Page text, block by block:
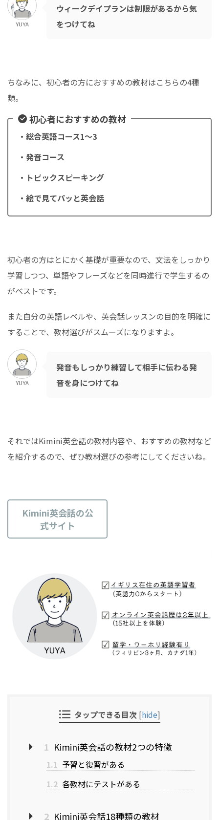
YUYA
ウィークデイプランは制限があるから気
をつけてね
ちなみに、初心者の方におすすめの教材はこちらの4種
類。
初心者におすすめの教材
・総合英語コース1〜3
・発音コース
・トピックスピーキング
・絵で見てパッと英会話
初心者の方はとにかく基礎が重要なので、文法をしっかり
学習しつつ、単語やフレーズなどを同時進行で学生するの
がベストです。
また自分の英語レベルや、英会話レッスンの目的を明確に
することで、教材選びがスムーズになりますよ。
YUYA
発音もしっかり練習して相手に伝わる発
音を身につけてね
それではKimini英会話の教材内容や、おすすめの教材など
を紹介するので、ぜひ教材選びの参考にしてくださいね。
Kimini英会話の公
式サイト
タップできる目次 [hide]
1 Kimini英会話の教材2つの特徴
1.1 予習と復習がある
1.2 各教材にテストがある
2 Kimini英会話18種類の教材